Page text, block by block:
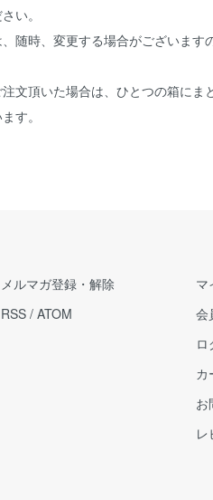
い。
随時、変更する場合がございます
文頂いた場合は、ひとつの箱にま
す。
メルマガ登録・解除
RSS / ATOM
マ
会
ロ
カ
お
レ